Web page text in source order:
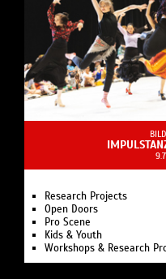
Research Projects
Open Doors
Pro Scene
Kids & Youth
Workshops & Research